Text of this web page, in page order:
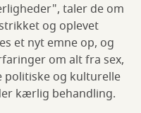
taler de om
og oplevet
et nyt emne op, og
om alt fra sex,
og kulturelle
kærlig behandling.